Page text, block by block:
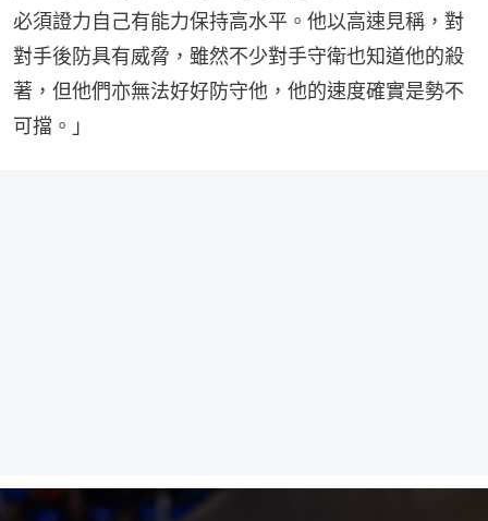
必須證力自己有能力保持高水平。他以高速見稱，對
對手後防具有威脅，雖然不少對手守衛也知道他的殺
著，但他們亦無法好好防守他，他的速度確實是勢不
可擋。」